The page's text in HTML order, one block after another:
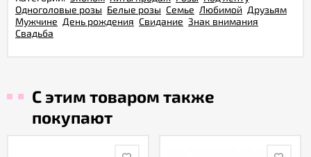
Одноголовые розы Белые розы Семье Любимой Друзьям
Мужчине День рождения Свидание Знак внимания
Свадьба
С этим товаром также
покупают